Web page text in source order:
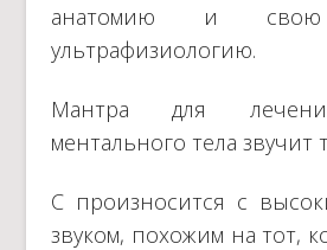
анатомию и свою
ультрафизиологию.
Мантра для
ментального тела звучит
С произносится с
звуком, похожим на тот,